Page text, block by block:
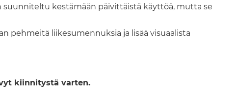
suunniteltu kestämään päivittäistä käyttöä, mutta se
pehmeitä liikesumennuksia ja lisää visuaalista
kiinnitystä varten.